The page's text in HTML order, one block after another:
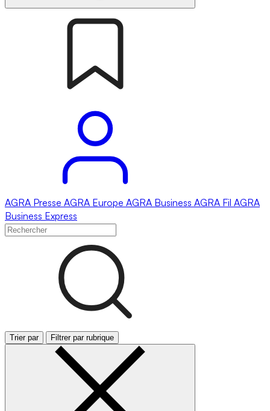
AGRA Presse AGRA Europe AGRA Business AGRA Fil AGRA
Business Express
Trier par Filtrer par rubrique